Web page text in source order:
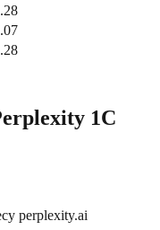
1С
perplexity.ai